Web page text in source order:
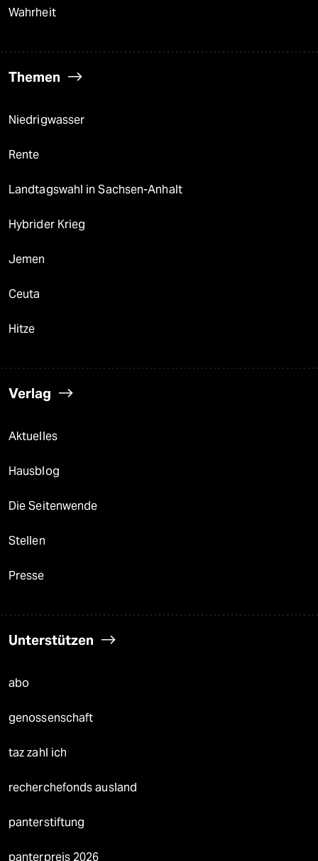
Wahrheit
Themen
Niedrigwasser
Rente
Landtagswahl in Sachsen-Anhalt
Hybrider Krieg
Jemen
Ceuta
Hitze
Verlag
Aktuelles
Hausblog
Die Seitenwende
Stellen
Presse
Unterstützen
abo
genossenschaft
taz zahl ich
recherchefonds ausland
panterstiftung
panterpreis 2026